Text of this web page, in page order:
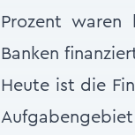
Prozent
Banken
Heute ist die